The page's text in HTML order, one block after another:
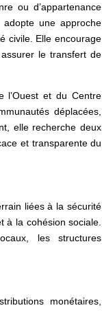
ou d’appartenance
une approche
civile. Elle encourage
le transfert de
l’Ouest et du Centre
déplacées,
elle recherche deux
et transparente du
liées à la sécurité
à la cohésion sociale.
les structures
monétaires,